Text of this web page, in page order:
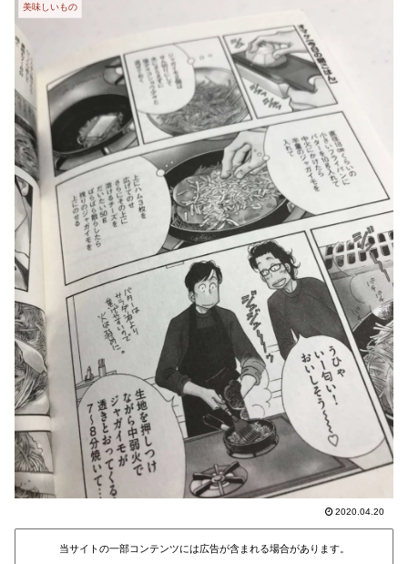
美味しいもの
2020.04.20
当サイトの一部コンテンツには広告が含まれる場合があります。